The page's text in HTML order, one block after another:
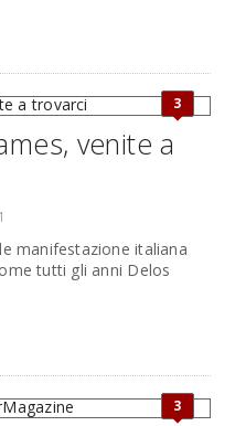
3
venite a
manifestazione italiana
tutti gli anni Delos
3